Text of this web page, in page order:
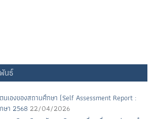
นธ์
นเองของสถานศึกษา (Self Assessment Report :
ษา 2568 22/04/2026